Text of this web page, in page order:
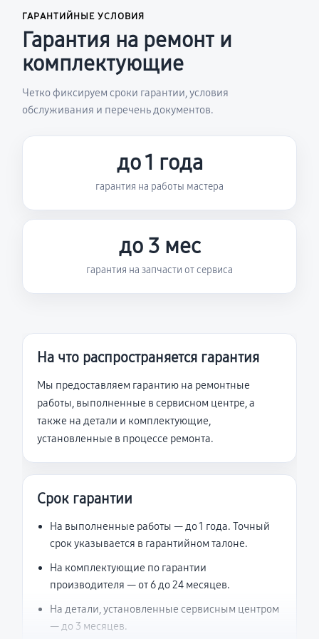
ГАРАНТИЙНЫЕ УСЛОВИЯ
Гарантия на ремонт и
комплектующие
Четко фиксируем сроки гарантии, условия
обслуживания и перечень документов.
до 1 года
гарантия на работы мастера
до 3 мес
гарантия на запчасти от сервиса
На что распространяется гарантия
Мы предоставляем гарантию на ремонтные
работы, выполненные в сервисном центре, а
также на детали и комплектующие,
установленные в процессе ремонта.
Срок гарантии
На выполненные работы — до 1 года. Точный
срок указывается в гарантийном талоне.
На комплектующие по гарантии
производителя — от 6 до 24 месяцев.
На детали, установленные сервисным центром
— до 3 месяцев.